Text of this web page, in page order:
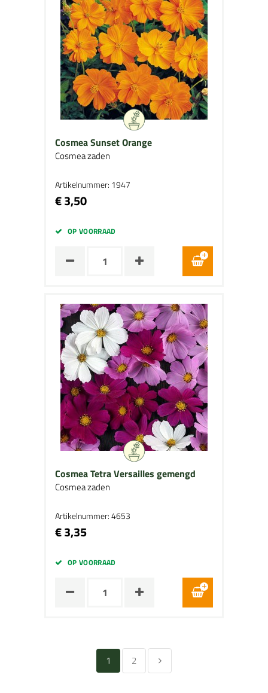
Cosmea Sunset Orange
Cosmea zaden
Artikelnummer: 1947
€ 3,50
OP VOORRAAD
Cosmea Tetra Versailles gemengd
Cosmea zaden
Artikelnummer: 4653
€ 3,35
OP VOORRAAD
1 2